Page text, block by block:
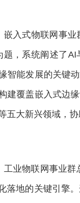
嵌入式物联网事
题，系统阐述了AI
智能发展的关键
建覆盖嵌入式边
五大新兴领域，
工业物联网事业
落地的关键引擎